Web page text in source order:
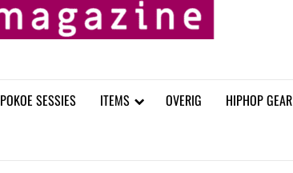
POKOE SESSIES ITEMS OVERIG HIPHOP GEAR